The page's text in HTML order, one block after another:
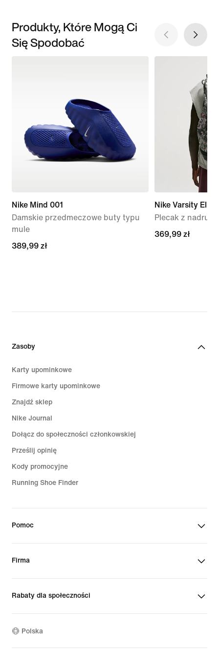
Produkty, Które Mogą Ci
Się Spodobać
Nike Mind 001
Damskie przedmeczowe buty typu
mule
389,99 zł
389,99 zł
Nike Varsity Elite
Plecak z
369,99 zł
369,99 zł
Zasoby
Karty upominkowe
Firmowe karty upominkowe
Znajdź sklep
Nike Journal
Dołącz do społeczności członkowskiej
Prześlij opinię
Kody promocyjne
Running Shoe Finder
Pomoc
Firma
Rabaty dla społeczności
Polska